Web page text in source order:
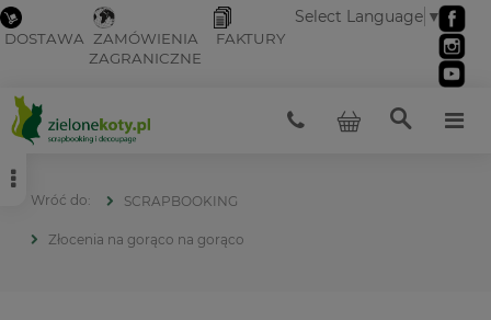
DOSTAWA ZAMÓWIENIA
ZAGRANICZNE
FAKTURY
Select Language ▼
SCRAPBOOKING
Złocenia na gorąco na gorąco